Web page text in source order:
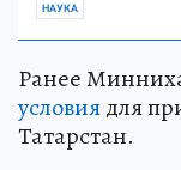
НАУКА
Ранее
условиядля
Татарстан.